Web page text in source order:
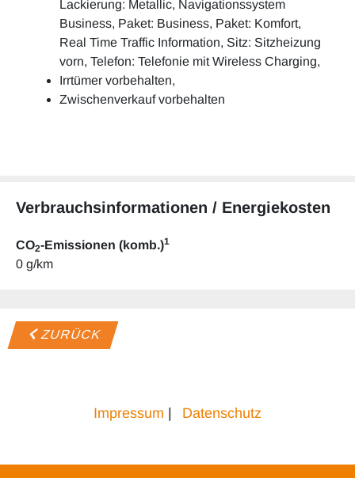
Lackierung: Metallic, Navigationssystem
Business, Paket: Business, Paket: Komfort,
Real Time Traffic Information, Sitz: Sitzheizung
vorn, Telefon: Telefonie mit Wireless Charging,
Irrtümer vorbehalten,
Zwischenverkauf vorbehalten
Verbrauchsinformationen / Energiekosten
CO2-Emissionen (komb.)1
0 g/km
ZURÜCK
Impressum Datenschutz